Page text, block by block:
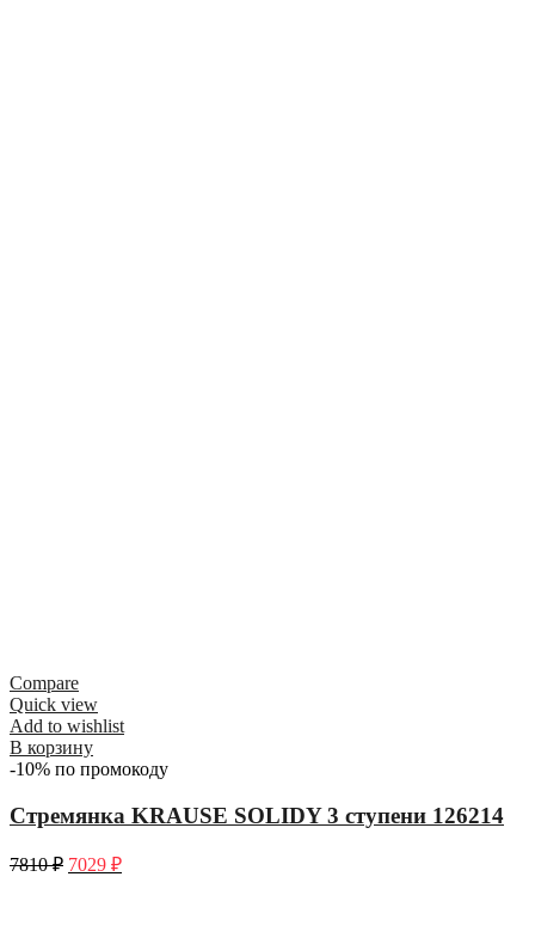
Compare
Quick view
Add to wishlist
В корзину
-10% по промокоду
Стремянка KRAUSE SOLIDY 3 ступени 126214
7810₽ 7029 ₽